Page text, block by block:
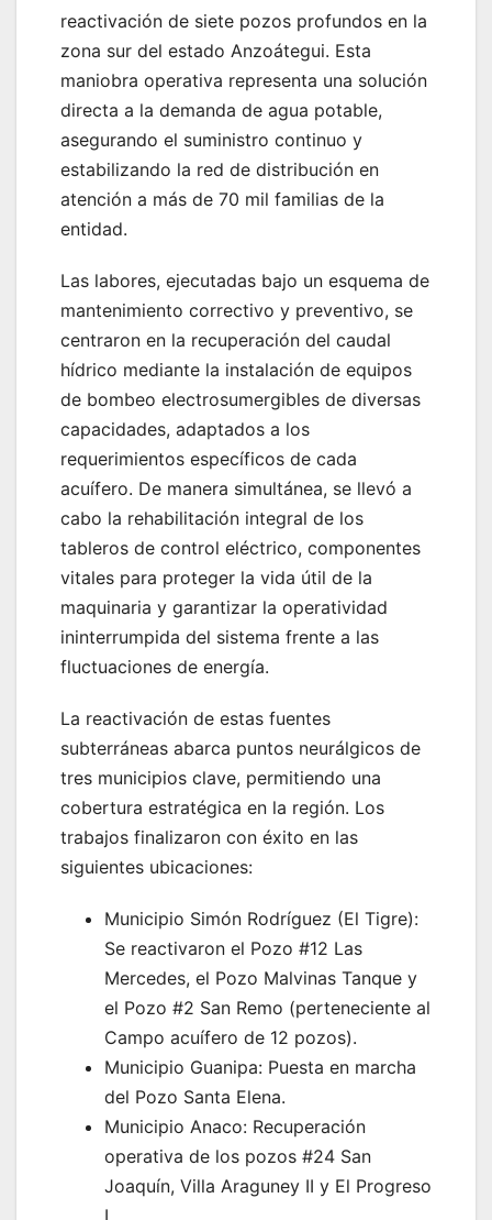
reactivación de siete pozos profundos en la
zona sur del estado Anzoátegui. Esta
maniobra operativa representa una solución
directa a la demanda de agua potable,
asegurando el suministro continuo y
estabilizando la red de distribución en
atención a más de 70 mil familias de la
entidad.
Las labores, ejecutadas bajo un esquema de
mantenimiento correctivo y preventivo, se
centraron en la recuperación del caudal
hídrico mediante la instalación de equipos
de bombeo electrosumergibles de diversas
capacidades, adaptados a los
requerimientos específicos de cada
acuífero. De manera simultánea, se llevó a
cabo la rehabilitación integral de los
tableros de control eléctrico, componentes
vitales para proteger la vida útil de la
maquinaria y garantizar la operatividad
ininterrumpida del sistema frente a las
fluctuaciones de energía.
La reactivación de estas fuentes
subterráneas abarca puntos neurálgicos de
tres municipios clave, permitiendo una
cobertura estratégica en la región. Los
trabajos finalizaron con éxito en las
siguientes ubicaciones:
Municipio Simón Rodríguez (El Tigre):
Se reactivaron el Pozo #12 Las
Mercedes, el Pozo Malvinas Tanque y
el Pozo #2 San Remo (perteneciente al
Campo acuífero de 12 pozos).
Municipio Guanipa: Puesta en marcha
del Pozo Santa Elena.
Municipio Anaco: Recuperación
operativa de los pozos #24 San
Joaquín, Villa Araguney II y El Progreso
I.